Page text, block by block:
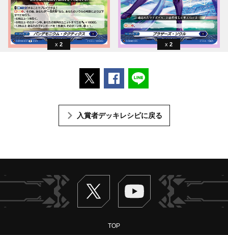
2 2
ポストするFacebookでシェアする
入賞者デッキレシピに戻る
Twitter ヴァンガードch
TOP